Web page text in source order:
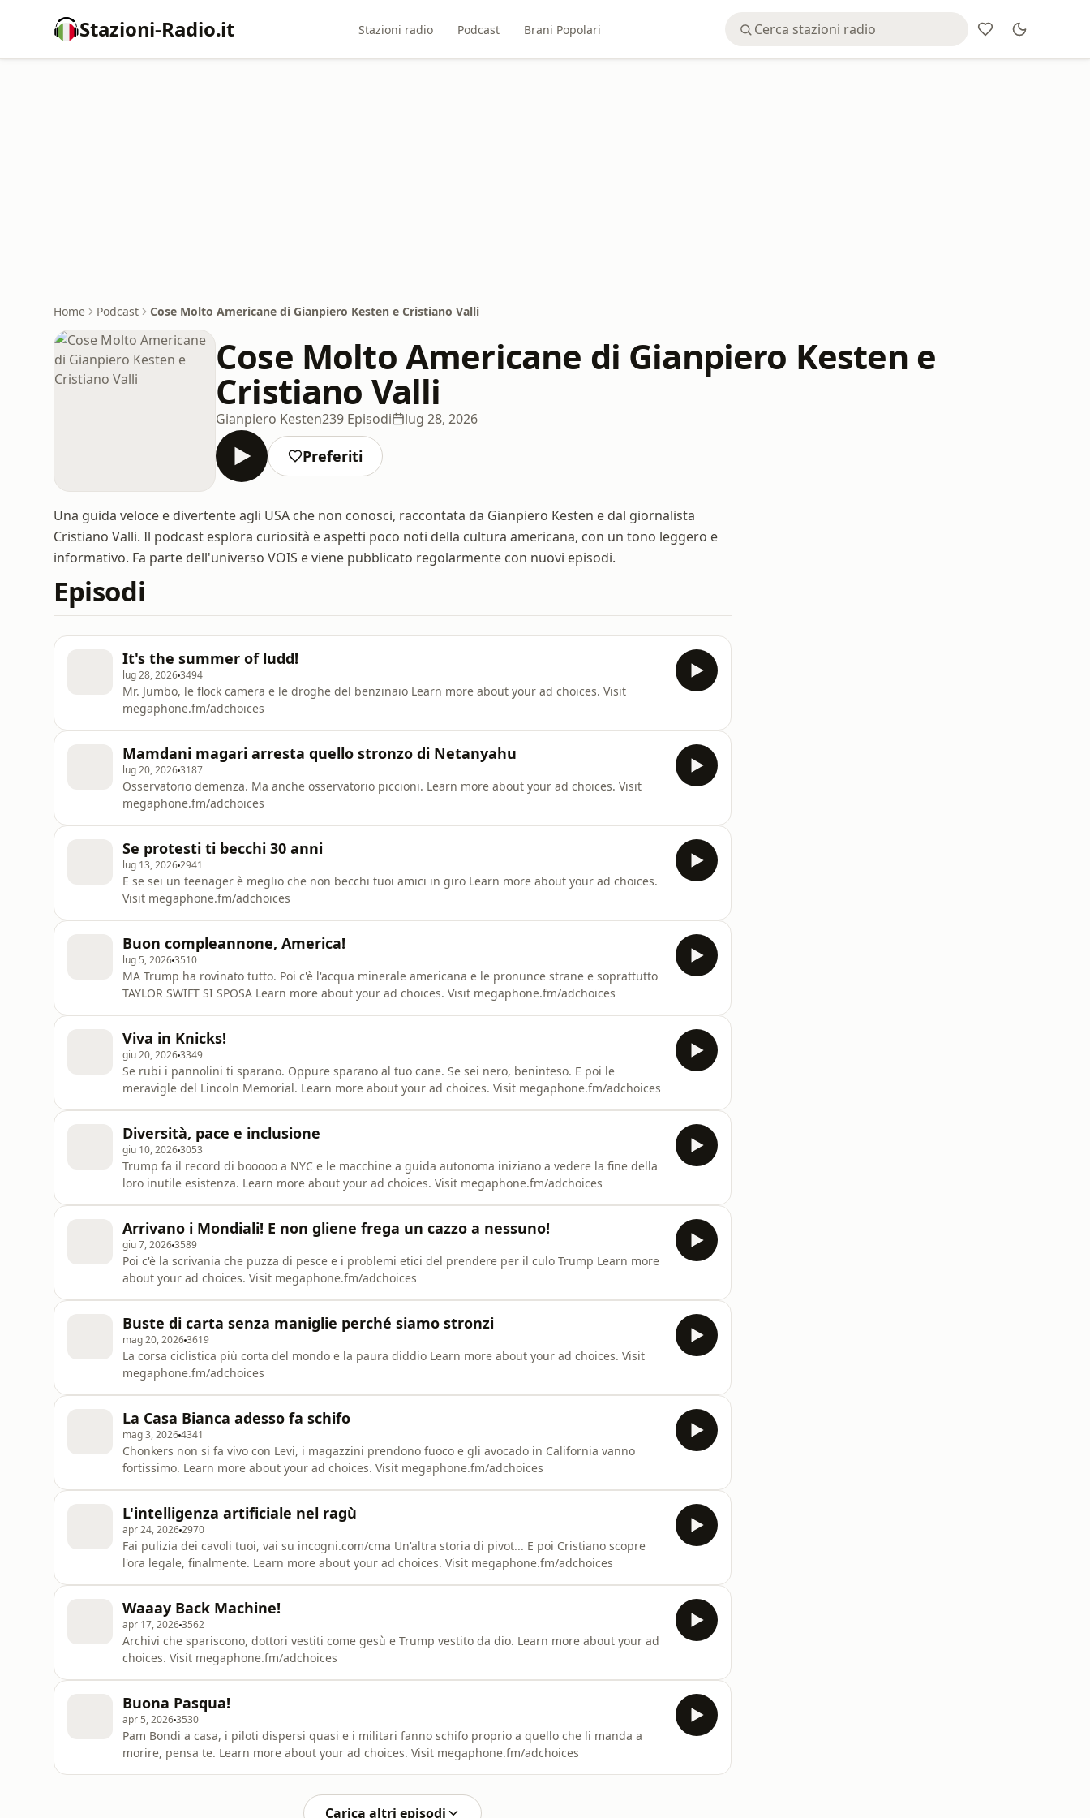
Stazioni-Radio.it Stazioni radio Podcast Brani Popolari
Home Podcast Cose Molto Americane di Gianpiero Kesten e Cristiano Valli
Cose Molto Americane di Gianpiero Kesten e
Cristiano Valli
Gianpiero Kesten239 Episodi lug 28, 2026
Preferiti
Una guida veloce e divertente agli USA che non conosci, raccontata da Gianpiero Kesten e dal giornalista
Cristiano Valli. Il podcast esplora curiosità e aspetti poco noti della cultura americana, con un tono leggero e
informativo. Fa parte dell'universo VOIS e viene pubblicato regolarmente con nuovi episodi.
Episodi
It's the summer of ludd!
lug 28, 20263494
Mr. Jumbo, le flock camera e le droghe del benzinaio Learn more about your ad choices. Visit
megaphone.fm/adchoices
Mamdani magari arresta quello stronzo di Netanyahu
lug 20, 20263187
Osservatorio demenza. Ma anche osservatorio piccioni. Learn more about your ad choices. Visit
megaphone.fm/adchoices
Se protesti ti becchi 30 anni
lug 13, 20262941
E se sei un teenager è meglio che non becchi tuoi amici in giro Learn more about your ad choices.
Visit megaphone.fm/adchoices
Buon compleannone, America!
lug 5, 20263510
MA Trump ha rovinato tutto. Poi c'è l'acqua minerale americana e le pronunce strane e soprattutto
TAYLOR SWIFT SI SPOSA Learn more about your ad choices. Visit megaphone.fm/adchoices
Viva in Knicks!
giu 20, 20263349
Se rubi i pannolini ti sparano. Oppure sparano al tuo cane. Se sei nero, beninteso. E poi le
meravigle del Lincoln Memorial. Learn more about your ad choices. Visit megaphone.fm/adchoices
Diversità, pace e inclusione
giu 10, 20263053
Trump fa il record di booooo a NYC e le macchine a guida autonoma iniziano a vedere la fine della
loro inutile esistenza. Learn more about your ad choices. Visit megaphone.fm/adchoices
Arrivano i Mondiali! E non gliene frega un cazzo a nessuno!
giu 7, 20263589
Poi c'è la scrivania che puzza di pesce e i problemi etici del prendere per il culo Trump Learn more
about your ad choices. Visit megaphone.fm/adchoices
Buste di carta senza maniglie perché siamo stronzi
mag 20, 20263619
La corsa ciclistica più corta del mondo e la paura diddio Learn more about your ad choices. Visit
megaphone.fm/adchoices
La Casa Bianca adesso fa schifo
mag 3, 20264341
Chonkers non si fa vivo con Levi, i magazzini prendono fuoco e gli avocado in California vanno
fortissimo. Learn more about your ad choices. Visit megaphone.fm/adchoices
L'intelligenza artificiale nel ragù
apr 24, 20262970
Fai pulizia dei cavoli tuoi, vai su incogni.com/cma Un'altra storia di pivot... E poi Cristiano scopre
l'ora legale, finalmente. Learn more about your ad choices. Visit megaphone.fm/adchoices
Waaay Back Machine!
apr 17, 20263562
Archivi che spariscono, dottori vestiti come gesù e Trump vestito da dio. Learn more about your ad
choices. Visit megaphone.fm/adchoices
Buona Pasqua!
apr 5, 20263530
Pam Bondi a casa, i piloti dispersi quasi e i militari fanno schifo proprio a quello che li manda a
morire, pensa te. Learn more about your ad choices. Visit megaphone.fm/adchoices
Carica altri episodi